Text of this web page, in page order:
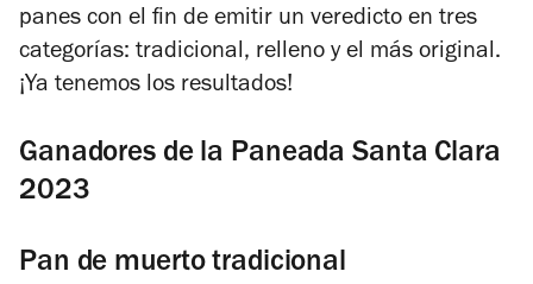
panes con el fin de emitir un veredicto en tres
categorías: tradicional, relleno y el más original.
¡Ya tenemos los resultados!
Ganadores de la Paneada Santa Clara
2023
Pan de muerto tradicional